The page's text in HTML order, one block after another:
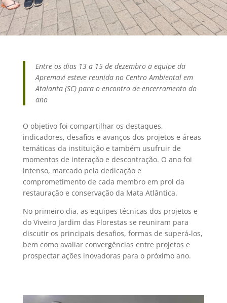
Entre os dias 13 a 15 de dezembro a equipe da
Apremavi esteve reunida no Centro Ambiental em
Atalanta (SC) para o encontro de encerramento do
ano
O objetivo foi compartilhar os destaques,
indicadores, desafios e avanços dos projetos e áreas
temáticas da instituição e também usufruir de
momentos de interação e descontração. O ano foi
intenso, marcado pela dedicação e
comprometimento de cada membro em prol da
restauração e conservação da Mata Atlântica.
No primeiro dia, as equipes técnicas dos projetos e
do Viveiro Jardim das Florestas se reuniram para
discutir os principais desafios, formas de superá-los,
bem como avaliar convergências entre projetos e
prospectar ações inovadoras para o próximo ano.